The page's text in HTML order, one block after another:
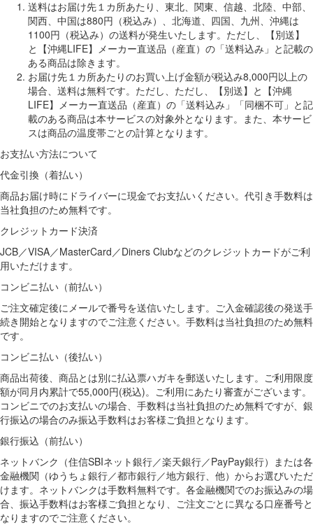
送料はお届け先１カ所あたり、東北、関東、信越、北陸、中部、
関西、中国は880円（税込み）、北海道、四国、九州、沖縄は
1100円（税込み）の送料が発生いたします。ただし、【別送】
と【沖縄LIFE】メーカー直送品（産直）の「送料込み」と記載の
ある商品は除きます。
お届け先１カ所あたりのお買い上げ金額が税込み8,000円以上の
場合、送料は無料です。ただし、ただし、【別送】と【沖縄
LIFE】メーカー直送品（産直）の「送料込み」「同梱不可」と記
載のある商品は本サービスの対象外となります。また、本サービ
スは商品の温度帯ごとの計算となります。
お支払い方法について
代金引換（着払い）
商品お届け時にドライバーに現金でお支払いください。代引き手数料は
当社負担のため無料です。
クレジットカード決済
JCB／VISA／MasterCard／Diners Clubなどのクレジットカードがご利
用いただけます。
コンビニ払い（前払い）
ご注文確定後にメールで番号を送信いたします。ご入金確認後の発送手
続き開始となりますのでご注意ください。手数料は当社負担のため無料
です。
コンビニ払い（後払い）
商品出荷後、商品とは別に払込票ハガキを郵送いたします。ご利用限度
額が同月内累計で55,000円(税込)。ご利用にあたり審査がございます。
コンビニでのお支払いの場合、手数料は当社負担のため無料ですが、銀
行振込の場合のみ振込手数料はお客様ご負担となります。
銀行振込（前払い）
ネットバンク（住信SBIネット銀行／楽天銀行／PayPay銀行）または各
金融機関（ゆうちょ銀行／都市銀行／地方銀行、他）からお選びいただ
けます。ネットバンクは手数料無料です。各金融機関でのお振込みの場
合、振込手数料はお客様ご負担となり、ご注文ごとに異なる口座番号と
なりますのでご注意ください。